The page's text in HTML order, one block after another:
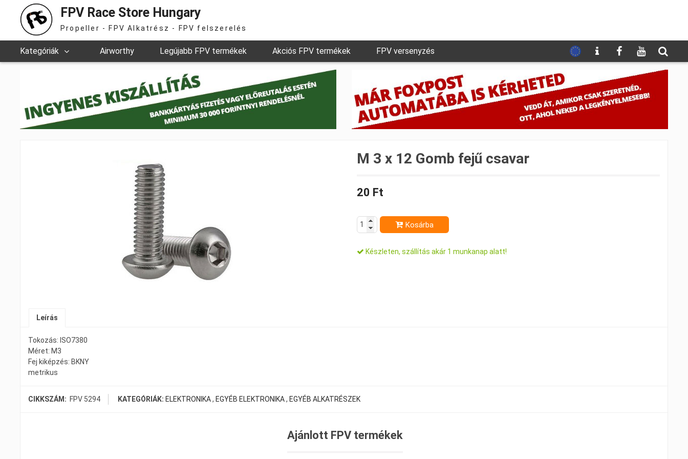
FPV Race Store Hungary
Propeller - FPV Alkatrész - FPV felszerelés
Kategóriák Airworthy Legújabb FPV termékek Akciós FPV termékek FPV versenyzés
M 3 x 12 Gomb fejű csavar
20 Ft
Kosárba
Készleten, szállítás akár 1 munkanap alatt!
Leírás
Tokozás: ISO7380
Méret: M3
Fej kiképzés: BKNY
metrikus
CIKKSZÁM: FPV 5294 KATEGÓRIÁK: ELEKTRONIKA, EGYÉB ELEKTRONIKA, EGYÉB ALKATRÉSZEK
Ajánlott FPV termékek